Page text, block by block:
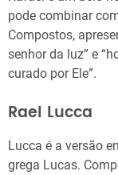
pode combinar
Compostos,
senhor da luz” e
curado por Ele”.
Rael Lucca
Lucca é a versão
grega Lucas.